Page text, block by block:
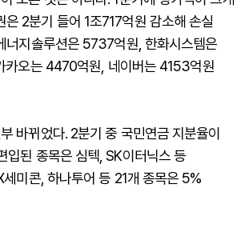
은 2분기 들어 1조717억원 감소해 손실
너지솔루션은 5737억원, 한화시스템은
카오는 4470억원, 네이버는 4153억원
바뀌었다. 2분기 중 국민연금 지분율이
입된 종목은 심텍, SK이터닉스 등
세미콘, 하나투어 등 21개 종목은 5%